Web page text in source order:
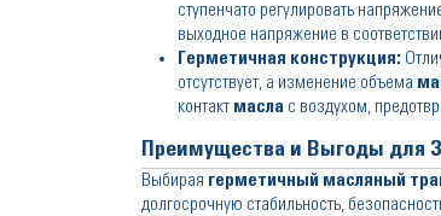
ступенчато регулировать
выходное напряжение в
Герметичная конструкция:
отсутствует, а изменение объема
контакт масла с воздухом,
Преимущества и Выгоды для
Выбирая герметичный масляный
долгосрочную стабильность,